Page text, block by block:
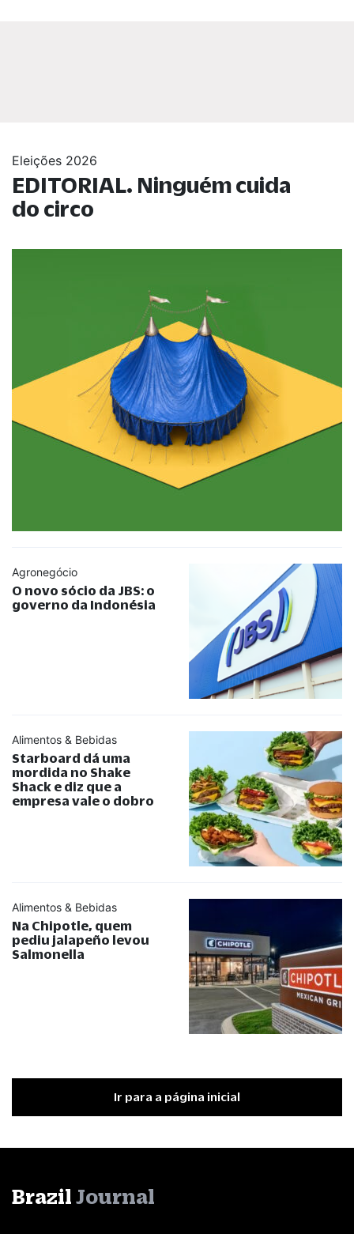
Eleições 2026
EDITORIAL. Ninguém cuida
do circo
Agronegócio
O novo sócio da JBS: o
governo da Indonésia
Alimentos & Bebidas
Starboard dá uma
mordida no Shake
Shack e diz que a
empresa vale o dobro
Alimentos & Bebidas
Na Chipotle, quem
pediu jalapeño levou
Salmonella
Ir para a página inicial
Brazil Journal